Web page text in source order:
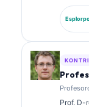
atestojn
Prof. D-